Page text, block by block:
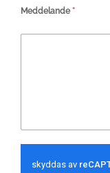
Meddelande*